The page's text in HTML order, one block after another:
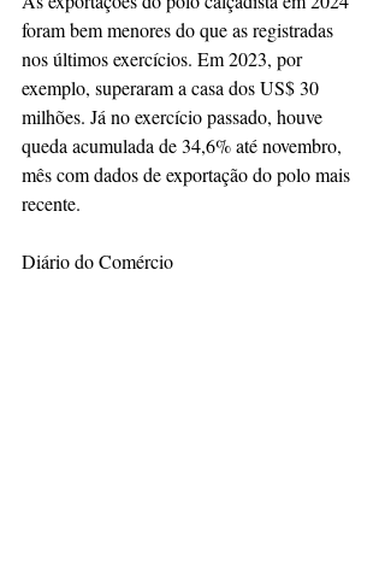
foram bem menores do que as registradas
nos últimos exercícios. Em 2023, por
exemplo, superaram a casa dos US$ 30
milhões. Já no exercício passado, houve
queda acumulada de 34,6% até novembro,
mês com dados de exportação do polo mais
recente.
Diário do Comércio